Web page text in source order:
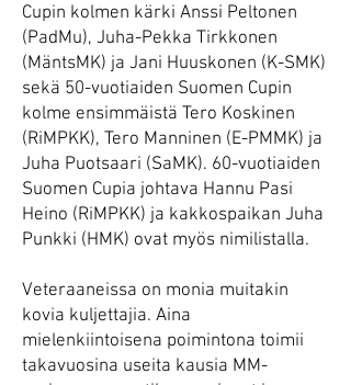
Cupin kolmen kärki Anssi Peltonen
(PadMu), Juha-Pekka Tirkkonen
(MäntsMK) ja Jani Huuskonen (K-SMK)
sekä 50-vuotiaiden Suomen Cupin
kolme ensimmäistä Tero Koskinen
(RiMPKK), Tero Manninen (E-PMMK) ja
Juha Puotsaari (SaMK). 60-vuotiaiden
Suomen Cupia johtava Hannu Pasi
Heino (RiMPKK) ja kakkospaikan Juha
Punkki (HMK) ovat myös nimilistalla.
Veteraaneissa on monia muitakin
kovia kuljettajia. Aina
mielenkiintoisena poimintona toimii
takavuosina useita kausia MM-